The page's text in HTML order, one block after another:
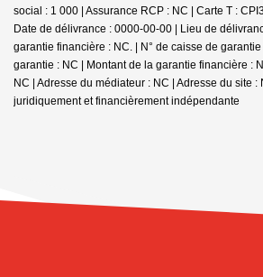
social : 1 000 | Assurance RCP : NC | Carte T :
Date de délivrance : 0000-00-00 | Lieu de
garantie financière : NC. | N° de caisse de
garantie : NC | Montant de la garantie financière :
NC | Adresse du médiateur : NC | Adresse du site :
juridiquement et financièrement indépendante